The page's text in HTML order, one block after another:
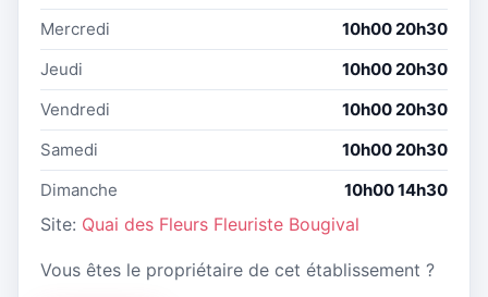
Mercredi
10h00 20h30
Jeudi
10h00 20h30
Vendredi
10h00 20h30
Samedi
10h00 20h30
Dimanche
10h00 14h30
Site: Quai des Fleurs Fleuriste Bougival
Vous êtes le propriétaire de cet établissement ?